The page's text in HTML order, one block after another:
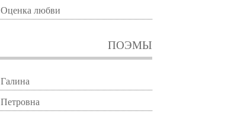
Оценка любви
ПОЭМЫ
Галина
Петровна